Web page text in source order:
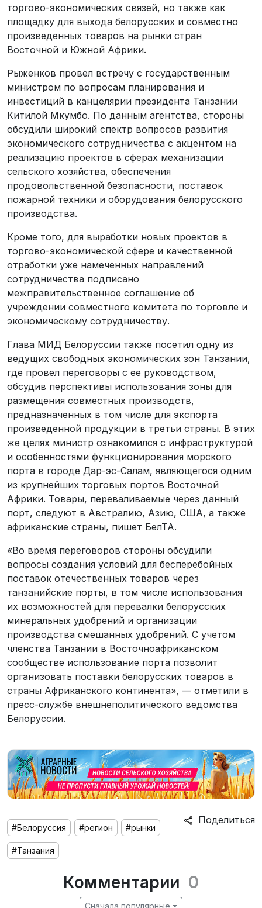
торгово-экономических связей, но также как
площадку для выхода белорусских и совместно
произведенных товаров на рынки стран
Восточной и Южной Африки.
Рыженков провел встречу с государственным
министром по вопросам планирования и
инвестиций в канцелярии президента Танзании
Китилой Мкумбо. По данным агентства, стороны
обсудили широкий спектр вопросов развития
экономического сотрудничества с акцентом на
реализацию проектов в сферах механизации
сельского хозяйства, обеспечения
продовольственной безопасности, поставок
пожарной техники и оборудования белорусского
производства.
Кроме того, для выработки новых проектов в
торгово-экономической сфере и качественной
отработки уже намеченных направлений
сотрудничества подписано
межправительственное соглашение об
учреждении совместного комитета по торговле и
экономическому сотрудничеству.
Глава МИД Белоруссии также посетил одну из
ведущих свободных экономических зон Танзании,
где провел переговоры с ее руководством,
обсудив перспективы использования зоны для
размещения совместных производств,
предназначенных в том числе для экспорта
произведенной продукции в третьи страны. В этих
же целях министр ознакомился с инфраструктурой
и особенностями функционирования морского
порта в городе Дар-эс-Салам, являющегося одним
из крупнейших торговых портов Восточной
Африки. Товары, переваливаемые через данный
порт, следуют в Австралию, Азию, США, а также
африканские страны, пишет БелТА.
«Во время переговоров стороны обсудили
вопросы создания условий для бесперебойных
поставок отечественных товаров через
танзанийские порты, в том числе использования
их возможностей для перевалки белорусских
минеральных удобрений и организации
производства смешанных удобрений. С учетом
членства Танзании в Восточноафриканском
сообществе использование порта позволит
организовать поставки белорусских товаров в
страны Африканского континента», — отметили в
пресс-службе внешнеполитического ведомства
Белоруссии.
Поделиться
#Белоруссия #регион #рынки
#Танзания
Комментарии 0